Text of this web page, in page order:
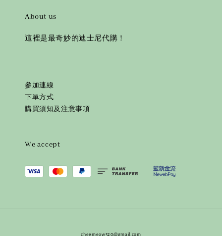
About us
這裡是最奇妙的迪士尼代購！
參加連線
下單方式
購買須知及注意事項
We accept
⎯⎯ cheemeow520@gmail.com ⎯⎯